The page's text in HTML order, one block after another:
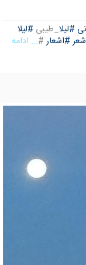
#لیلا_طیبی #لیلا
#اشعار#... ادامه